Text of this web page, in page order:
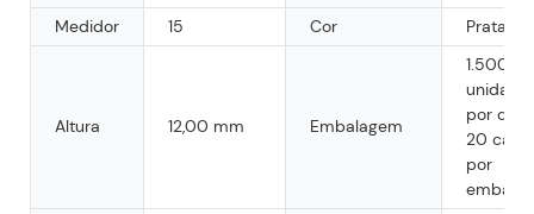
Medidor 15 Cor Prata
Altura 12,00 mm Embalagem
1.500
por
20
por